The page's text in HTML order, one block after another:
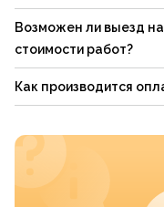
Возможен ли выезд
стоимости работ?
Как производится